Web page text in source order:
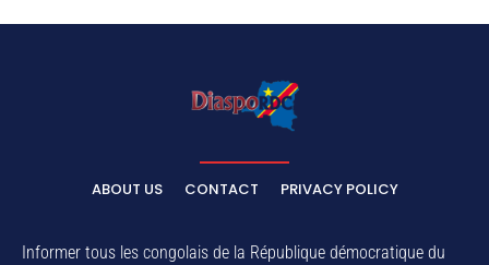
ABOUT US CONTACT PRIVACY POLICY
Informer tous les congolais de la République démocratique du